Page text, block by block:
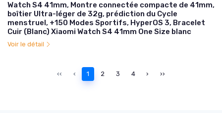
Watch S4 41mm, Montre connectée compacte de 41mm,
boîtier Ultra-léger de 32g, prédiction du Cycle
menstruel, +150 Modes Sportifs, HyperOS 3, Bracelet
Cuir (Blanc) Xiaomi Watch S4 41mm One Size blanc
Voir le détail
‹‹ ‹ 1 2 3 4 › ››